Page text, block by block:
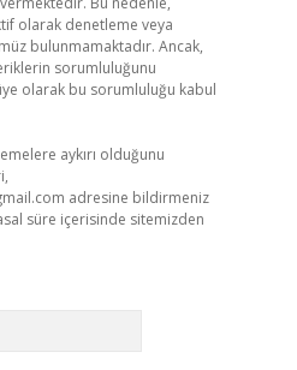
olarak denetleme veya
bulunmamaktadır. Ancak,
sorumluluğunu
olarak bu sorumluluğu kabul
aykırı olduğunu
adresine bildirmeniz
süre içerisinde sitemizden